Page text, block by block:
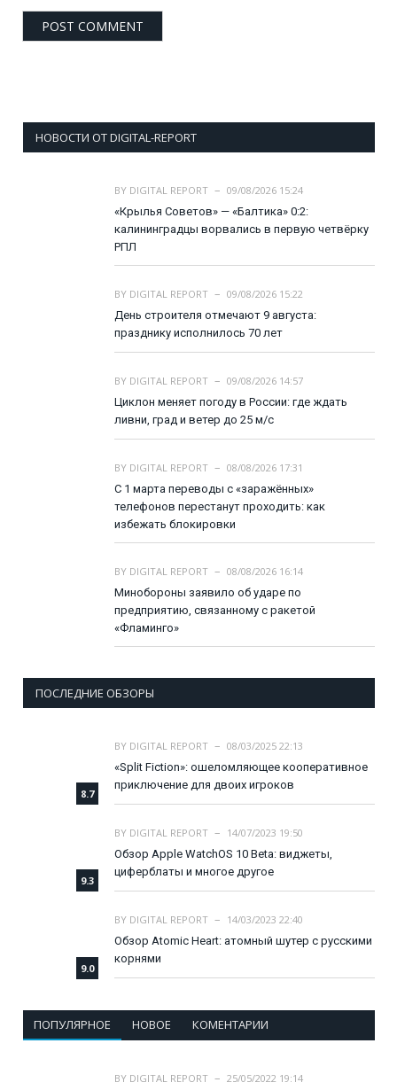
НОВОСТИ ОТ DIGITAL-REPORT
BY DIGITAL REPORT
09/08/2026 15:24
«Крылья Советов» — «Балтика» 0:2:
калининградцы ворвались в первую четвёрку
РПЛ
BY DIGITAL REPORT
09/08/2026 15:22
День строителя отмечают 9 августа:
празднику исполнилось 70 лет
BY DIGITAL REPORT
09/08/2026 14:57
Циклон меняет погоду в России: где ждать
ливни, град и ветер до 25 м/с
BY DIGITAL REPORT
08/08/2026 17:31
С 1 марта переводы с «заражённых»
телефонов перестанут проходить: как
избежать блокировки
BY DIGITAL REPORT
08/08/2026 16:14
Минобороны заявило об ударе по
предприятию, связанному с ракетой
«Фламинго»
ПОСЛЕДНИЕ ОБЗОРЫ
8.7
BY DIGITAL REPORT
08/03/2025 22:13
«Split Fiction»: ошеломляющее кооперативное
приключение для двоих игроков
9.3
BY DIGITAL REPORT
14/07/2023 19:50
Обзор Apple WatchOS 10 Beta: виджеты,
циферблаты и многое другое
9.0
BY DIGITAL REPORT
14/03/2023 22:40
Обзор Atomic Heart: атомный шутер с русскими
корнями
ПОПУЛЯРНОЕ НОВОЕ КОМЕНТАРИИ
BY DIGITAL REPORT
25/05/2022 19:14